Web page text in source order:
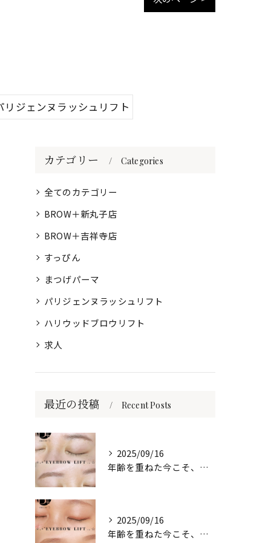
リジェンヌラッシュリフト
カテゴリー Categories
全てのカテゴリー
BROW＋新丸子店
BROW＋吉祥寺店
すっぴん
まつげパーマ
パリジェンヌラッシュリフト
ハリウッドブロウリフト
求人
最近の投稿 Recent Posts
2025/09/16
年齢を重ねた今こそ、自然な美しさを目元に🌷
2025/09/16
年齢を重ねた今こそ、自然な美しさを目元に🌷